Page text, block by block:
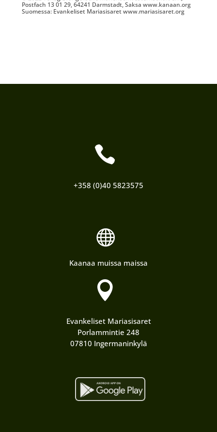
Postfach 13 01 29, 64241 Darmstadt, Saksa www.kanaan.org
Suomessa: Evankeliset Mariasisaret www.mariasisaret.org

+358 (0)40 5823575

Kaanaa muissa maissa

Evankeliset Mariasisaret
Porlammintie 248
07810 Ingermaninkylä